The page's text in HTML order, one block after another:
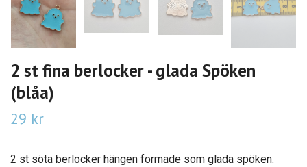
2 st fina berlocker - glada Spöken
(blåa)
29 kr
2 st söta berlocker hängen formade som glada spöken.